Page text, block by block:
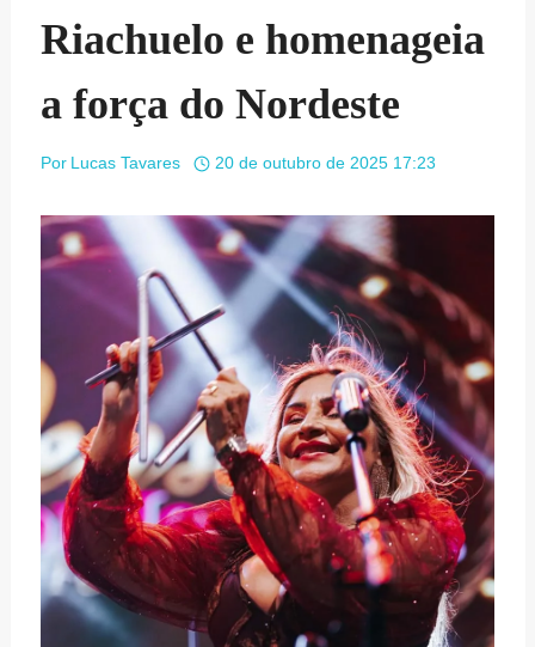
Riachuelo e homenageia
a força do Nordeste
Por Lucas Tavares 20 de outubro de 2025 17:23